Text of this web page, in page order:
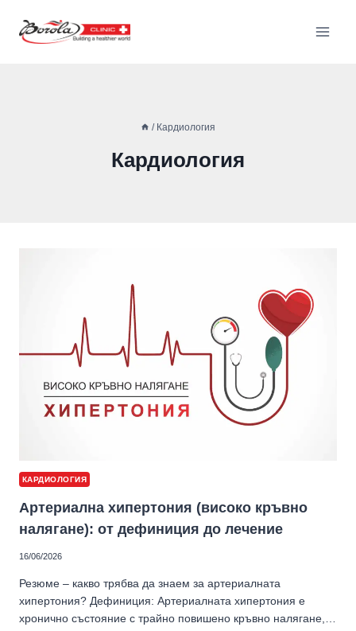
/ Кардиология
Кардиология
КАРДИОЛОГИЯ
Артериална хипертония (високо кръвно
налягане): от дефиниция до лечение
16/06/2026
Резюме – какво трябва да знаем за артериалната
хипертония? Дефиниция: Артериалната хипертония е
хронично състояние с трайно повишено кръвно налягане,…